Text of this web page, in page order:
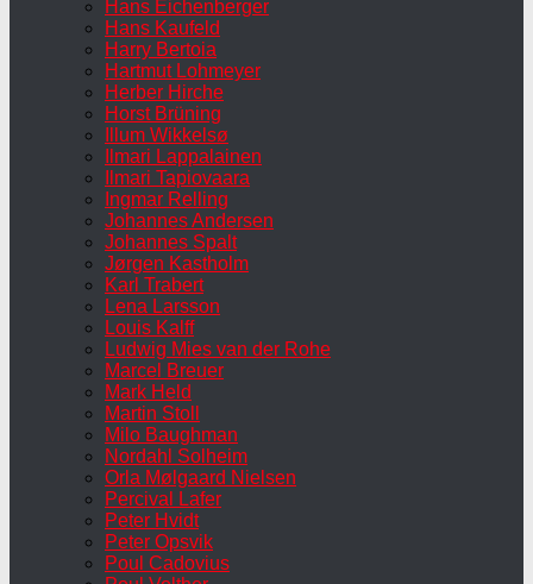
Hans Eichenberger
Hans Kaufeld
Harry Bertoia
Hartmut Lohmeyer
Herber Hirche
Horst Brüning
Illum Wikkelsø
Ilmari Lappalainen
Ilmari Tapiovaara
Ingmar Relling
Johannes Andersen
Johannes Spalt
Jørgen Kastholm
Karl Trabert
Lena Larsson
Louis Kalff
Ludwig Mies van der Rohe
Marcel Breuer
Mark Held
Martin Stoll
Milo Baughman
Nordahl Solheim
Orla Mølgaard Nielsen
Percival Lafer
Peter Hvidt
Peter Opsvik
Poul Cadovius